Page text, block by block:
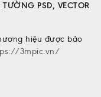
PSD, VECTOR
hiệu được bảo
3mpic.vn/